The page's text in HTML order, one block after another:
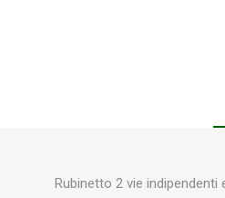
Rubinetto 2 vie